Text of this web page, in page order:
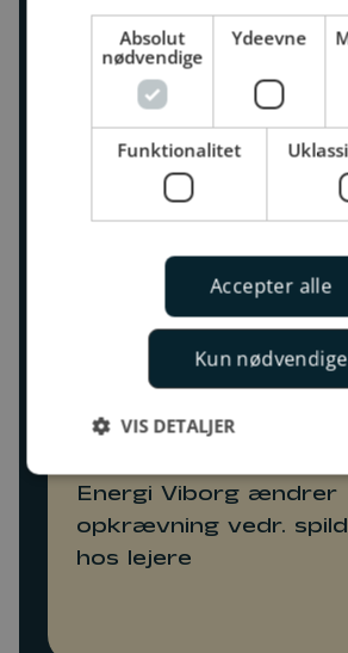
vores
31.10.2023
Arbejdet på Søværket
31.10.2023
Energi Viborg ændrer
opkrævning vedr.
hos lejere
Absolut
nødvendige
Ydeevne
Funktionalitet
Accepter alle
Kun nødvendige
VIS DETALJER